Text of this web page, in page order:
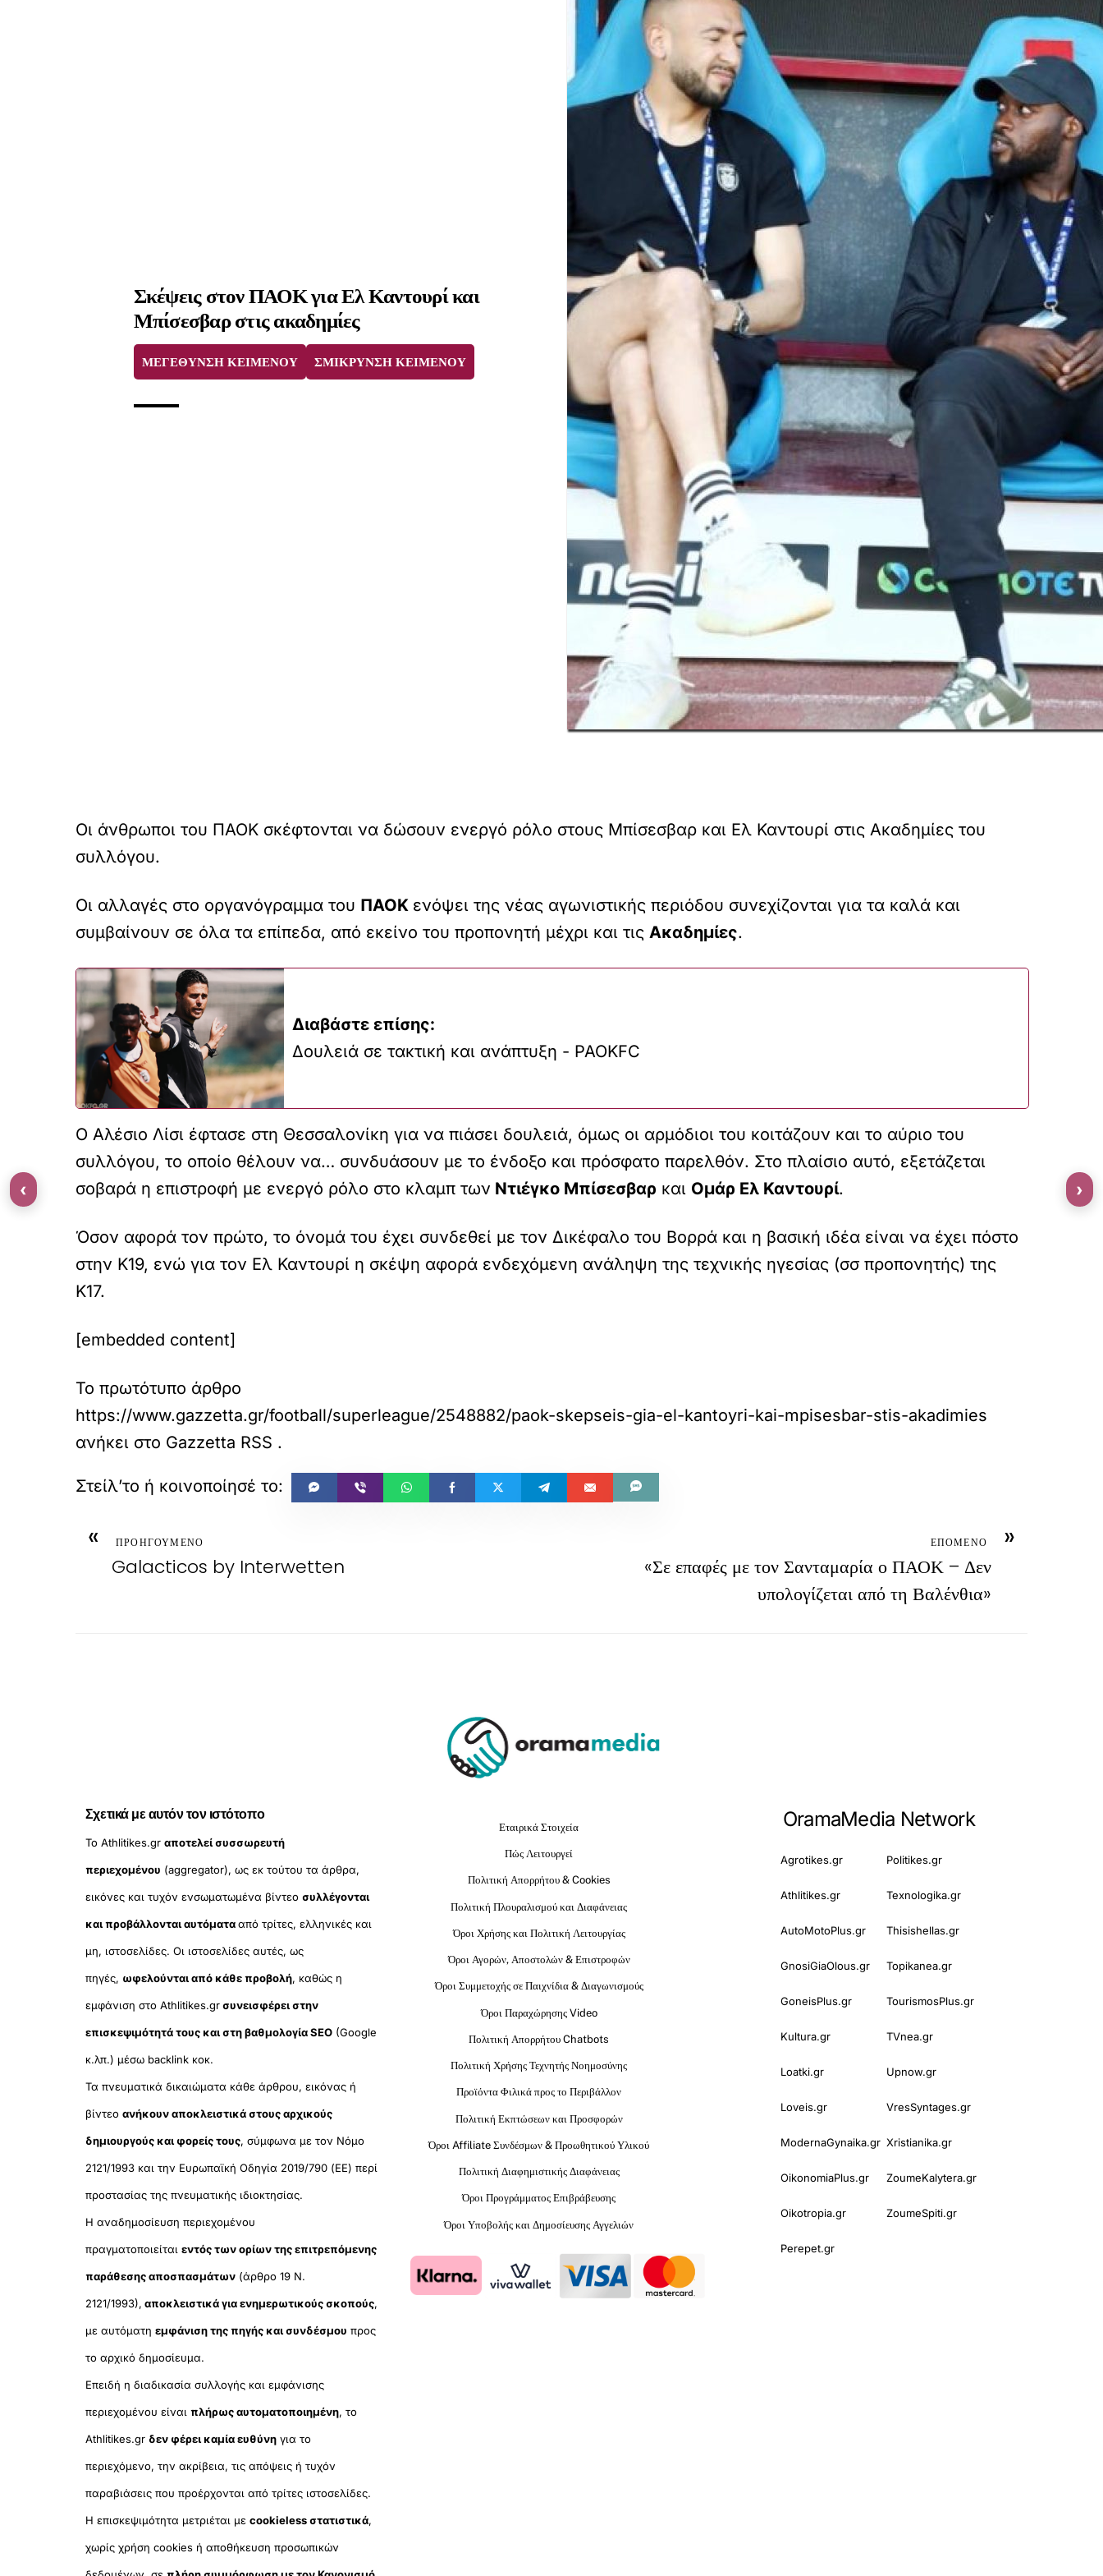
Σκέψεις στον ΠΑΟΚ για Ελ Καντουρί και
Μπίσεσβαρ στις ακαδημίες
ΜΕΓΕΘΥΝΣΗ ΚΕΙΜΕΝΟΥ ΣΜΙΚΡΥΝΣΗ ΚΕΙΜΕΝΟΥ
Οι άνθρωποι του ΠΑΟΚ σκέφτονται να δώσουν ενεργό ρόλο στους Μπίσεσβαρ και Ελ Καντουρί στις Ακαδημίες του
συλλόγου.
Οι αλλαγές στο οργανόγραμμα του ΠΑΟΚ ενόψει της νέας αγωνιστικής περιόδου συνεχίζονται για τα καλά και
συμβαίνουν σε όλα τα επίπεδα, από εκείνο του προπονητή μέχρι και τις Ακαδημίες.
Διαβάστε επίσης:
Δουλειά σε τακτική και ανάπτυξη - PAOKFC
Ο Αλέσιο Λίσι έφτασε στη Θεσσαλονίκη για να πιάσει δουλειά, όμως οι αρμόδιοι του κοιτάζουν και το αύριο του
συλλόγου, το οποίο θέλουν να… συνδυάσουν με το ένδοξο και πρόσφατο παρελθόν. Στο πλαίσιο αυτό, εξετάζεται
σοβαρά η επιστροφή με ενεργό ρόλο στο κλαμπ των Ντιέγκο Μπίσεσβαρ και Ομάρ Ελ Καντουρί.
Όσον αφορά τον πρώτο, το όνομά του έχει συνδεθεί με τον Δικέφαλο του Βορρά και η βασική ιδέα είναι να έχει πόστο
στην Κ19, ενώ για τον Ελ Καντουρί η σκέψη αφορά ενδεχόμενη ανάληψη της τεχνικής ηγεσίας (σσ προπονητής) της
Κ17.
[embedded content]
Το πρωτότυπο άρθρο
https://www.gazzetta.gr/football/superleague/2548882/paok-skepseis-gia-el-kantoyri-kai-mpisesbar-stis-akadimies
ανήκει στο Gazzetta RSS .
« ΠΡΟΗΓΟΥΜΕΝΟ
Galacticos by Interwetten
»
ΕΠΟΜΕΝΟ
«Σε επαφές με τον Σανταμαρία ο ΠΑΟΚ – Δεν
υπολογίζεται από τη Βαλένθια»
Σχετικά με αυτόν τον ιστότοπο
Το Athlitikes.gr αποτελεί συσσωρευτή
περιεχομένου (aggregator), ως εκ τούτου τα άρθρα,
εικόνες και τυχόν ενσωματωμένα βίντεο συλλέγονται
και προβάλλονται αυτόματααπό τρίτες, ελληνικές και
μη, ιστοσελίδες. Οι ιστοσελίδες αυτές, ως
πηγές, ωφελούνται από κάθε προβολή, καθώς η
εμφάνιση στο Athlitikes.grσυνεισφέρει στην
επισκεψιμότητά τους και στη βαθμολογία SEO(Google
κ.λπ.) μέσω backlink κοκ.
Τα πνευματικά δικαιώματα κάθε άρθρου, εικόνας ή
βίντεο ανήκουν αποκλειστικά στους αρχικούς
δημιουργούς και φορείς τους, σύμφωνα με τον Νόμο
2121/1993 και την Ευρωπαϊκή Οδηγία 2019/790 (ΕΕ) περί
προστασίας της πνευματικής ιδιοκτησίας.
Η αναδημοσίευση περιεχομένου
πραγματοποιείται εντός των ορίων της επιτρεπόμενης
παράθεσης αποσπασμάτων(άρθρο 19 Ν.
2121/1993), αποκλειστικά για ενημερωτικούς σκοπούς,
με αυτόματη εμφάνιση της πηγής και συνδέσμου προς
το αρχικό δημοσίευμα.
Επειδή η διαδικασία συλλογής και εμφάνισης
περιεχομένου είναι πλήρως αυτοματοποιημένη, το
Athlitikes.gr δεν φέρει καμία ευθύνηγια το
περιεχόμενο, την ακρίβεια, τις απόψεις ή τυχόν
παραβιάσεις που προέρχονται από τρίτες ιστοσελίδες.
Η επισκεψιμότητα μετριέται με cookieless στατιστικά,
χωρίς χρήση cookies ή αποθήκευση προσωπικών
Εταιρικά Στοιχεία
Πώς Λειτουργεί
Πολιτική Απορρήτου & Cookies
Πολιτική Πλουραλισμού και Διαφάνειας
Όροι Χρήσης και Πολιτική Λειτουργίας
Όροι Αγορών, Αποστολών & Επιστροφών
Όροι Συμμετοχής σε Παιχνίδια & Διαγωνισμούς
Όροι Παραχώρησης Video
Πολιτική Απορρήτου Chatbots
Πολιτική Χρήσης Τεχνητής Νοημοσύνης
Προϊόντα Φιλικά προς το Περιβάλλον
Πολιτική Εκπτώσεων και Προσφορών
Όροι Affiliate Συνδέσμων & Προωθητικού Υλικού
Πολιτική Διαφημιστικής Διαφάνειας
Όροι Προγράμματος Επιβράβευσης
Όροι Υποβολής και Δημοσίευσης Αγγελιών
OramaMedia Network
Agrotikes.gr Politikes.gr
Athlitikes.gr Texnologika.gr
AutoMotoPlus.gr Thisishellas.gr
GnosiGiaOlous.gr Topikanea.gr
GoneisPlus.gr TourismosPlus.gr
Kultura.gr TVnea.gr
Loatki.gr Upnow.gr
Loveis.gr VresSyntages.gr
ModernaGynaika.gr Xristianika.gr
OikonomiaPlus.gr ZoumeKalytera.gr
Oikotropia.gr ZoumeSpiti.gr
Perepet.gr
‹ ›